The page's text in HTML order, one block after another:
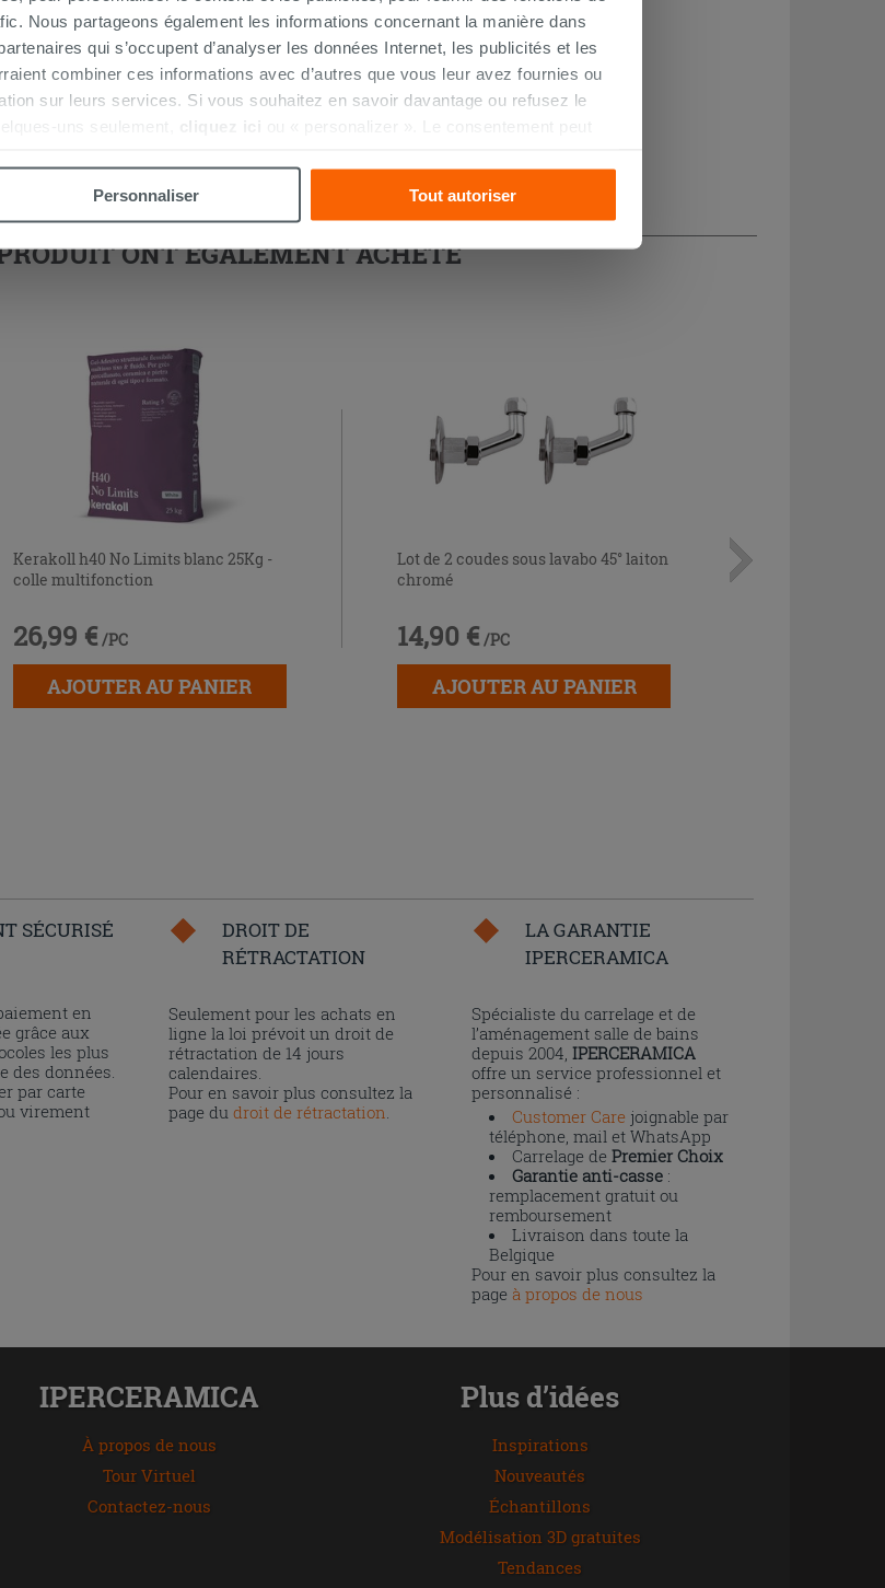
Nous partageons également les informations concernant la manière dans
qui s’occupent d’analyser les données Internet, les publicités et les
combiner ces informations avec d’autres que vous leur avez fournies ou
sur leurs services. Si vous souhaitez en savoir davantage ou refusez le
uns seulement,
cliquez ici ou « personalizer ». Le consentement peut
Personnaliser
Tout autoriser
ONT ÉGALEMENT ACHETÉ
Kerakoll h40 No Limits blanc 25Kg -
colle multifonction
26,99 € /PC
AJOUTER AU PANIER
Lot de 2 coudes sous lavabo 45° laiton
chromé
14,90 € /PC
AJOUTER AU PANIER
SÉCURISÉ
en
grâce aux
les plus
des données.
par carte
virement
DROIT DE
RÉTRACTATION
Seulement pour les achats en
ligne la loi prévoit un droit de
rétractation de 14 jours
calendaires.
Pour en savoir plus consultez la
page dudroit de rétractation.
LA GARANTIE
IPERCERAMICA
Spécialiste du carrelage et de
l’aménagement salle de bains
depuis 2004, IPERCERAMICA
offre un service professionnel et
personnalisé :
Customer Carejoignable par
téléphone, mail et WhatsApp
Carrelage de Premier Choix
Garantie anti-casse:
remplacement gratuit ou
remboursement
Livraison dans toute la
Belgique
Pour en savoir plus consultez la
page à propos de nous
IPERCERAMICA
À propos de nous
Tour Virtuel
Contactez-nous
Plus d’idées
Inspirations
Nouveautés
Échantillons
Modélisation 3D gratuites
Tendances